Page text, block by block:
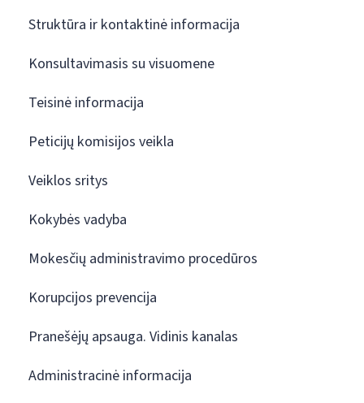
Struktūra ir kontaktinė informacija
Konsultavimasis su visuomene
Teisinė informacija
Peticijų komisijos veikla
Veiklos sritys
Kokybės vadyba
Mokesčių administravimo procedūros
Korupcijos prevencija
Pranešėjų apsauga. Vidinis kanalas
Administracinė informacija